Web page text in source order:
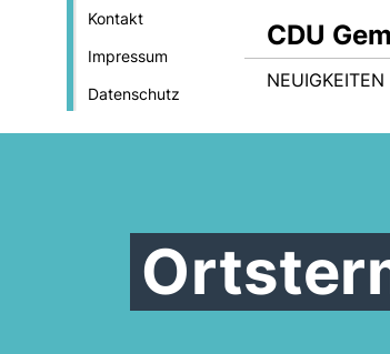
Kontakt
Impressum
Datenschutz
CDU
NEUIGKEITEN